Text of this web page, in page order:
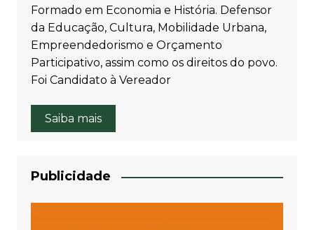
Formado em Economia e História. Defensor
da Educação, Cultura, Mobilidade Urbana,
Empreendedorismo e Orçamento
Participativo, assim como os direitos do povo.
Foi Candidato à Vereador
Saiba mais
Publicidade